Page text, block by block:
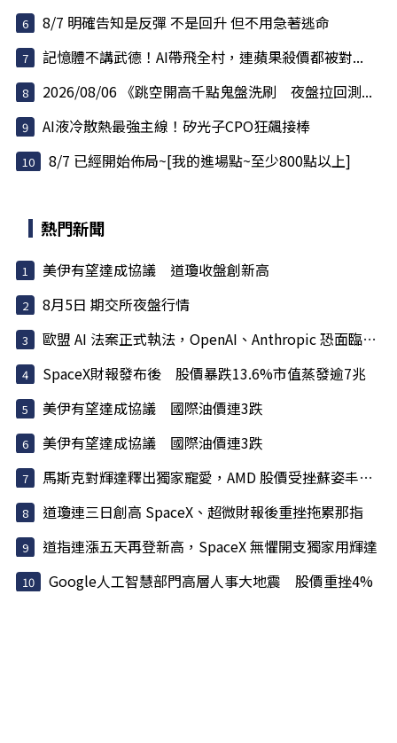
8/7 明確告知是反彈 不是回升 但不用急著逃命
記憶體不講武德！AI帶飛全村，連蘋果殺價都被對...
2026/08/06 《跳空開高千點鬼盤洗刷 夜盤拉回測...
AI液冷散熱最強主線！矽光子CPO狂飆接棒
8/7 已經開始佈局~[我的進場點~至少800點以上]
熱門新聞
美伊有望達成協議 道瓊收盤創新高
8月5日 期交所夜盤行情
歐盟 AI 法案正式執法，OpenAI、Anthropic 恐面臨天價罰款
SpaceX財報發布後 股價暴跌13.6%市值蒸發逾7兆
美伊有望達成協議 國際油價連3跌
美伊有望達成協議 國際油價連3跌
馬斯克對輝達釋出獨家寵愛，AMD 股價受挫蘇姿丰淡定回應
道瓊連三日創高 SpaceX、超微財報後重挫拖累那指
道指連漲五天再登新高，SpaceX 無懼開支獨家用輝達
Google人工智慧部門高層人事大地震 股價重挫4%